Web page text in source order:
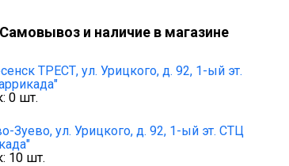
Cамовывоз и наличие в магазине
ТРЕСТ, ул. Урицкого, д. 92, 1-ый эт.
0 шт.
Зуево, ул. Урицкого, д. 92, 1-ый эт. СТЦ
10 шт.